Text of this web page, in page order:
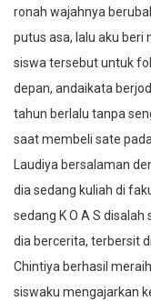
ronah wajahnya
putus asa, lalu aku beri
siswa tersebut untuk
depan, andaikata
tahun berlalu tanpa
saat membeli sate
Laudiya bersalaman
dia sedang kuliah di
sedang K O A S
dia bercerita, terbersit
Chintiya berhasil
siswaku mengajarkan